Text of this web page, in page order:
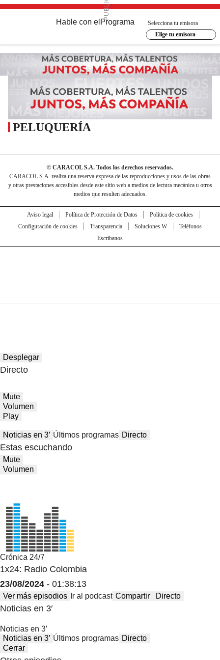
Hable con el Programa
Selecciona tu emisora
Elige tu emisora
PELUQUERÍA
© CARACOL S.A. Todos los derechos reservados.
CARACOL S.A. realiza una reserva expresa de las reproducciones y usos de las obras
y otras prestaciones accesibles desde este sitio web a medios de lectura mecánica u otros
medios que resulten adecuados.
Aviso legal Política de Protección de Datos
Política de cookies
Configuración de cookies
Transparencia Soluciones W
Teléfonos
Escríbanos
Desplegar
Directo
Mute
Volumen
Play
Noticias en 3′ Últimos programas Directo
Estas escuchando
Mute
Volumen
Crónica 24/7
1x24: Radio Colombia
23/08/2024 - 01:38:13
Ver más episodios Ir al podcast Compartir Directo
Noticias en 3′
Noticias en 3′
Noticias en 3′ Últimos programas Directo
Cerrar